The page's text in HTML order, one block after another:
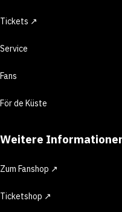
Tickets ↗
Service
Fans
För de Küste
Weitere
Zum Fanshop ↗
Ticketshop ↗